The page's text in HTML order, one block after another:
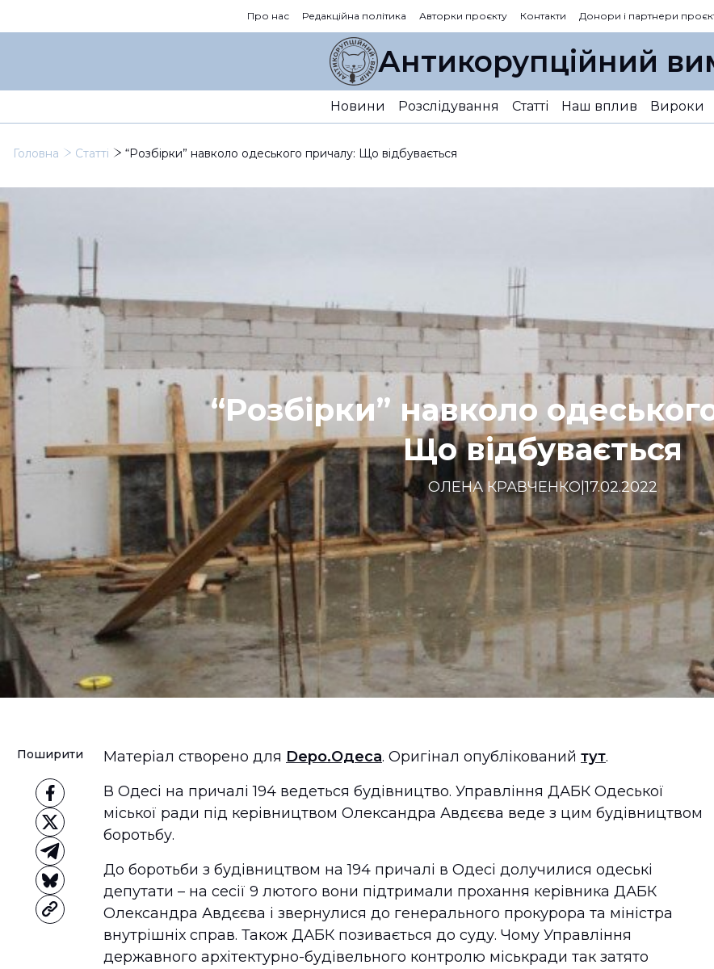
Про нас Редакційна політика Авторки проєкту Контакти Донори і партнери
Антикорупційний
Новини Розслідування Статті Наш вплив Вироки
Головна Статті “Розбірки” навколо одеського причалу: Що відбувається
“Розбірки” навколо
Що відбувається
ОЛЕНА КРАВЧЕНКО|17.02.2022
Поширити Матеріал створено для Depo.Одеса. Оригінал опублікований тут.
В Одесі на причалі 194 ведеться будівництво. Управління ДАБК Одеської
міської ради під керівництвом Олександра Авдєєва веде з цим будівництвом
боротьбу.
До боротьби з будівництвом на 194 причалі в Одесі долучилися одеські
депутати – на сесії 9 лютого вони підтримали прохання керівника ДАБК
Олександра Авдєєва і звернулися до генерального прокурора та міністра
внутрішніх справ. Також ДАБК позивається до суду. Чому Управління
державного архітектурно-будівельного контролю міськради так затято